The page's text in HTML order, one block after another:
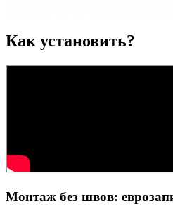
Как установить?
Монтаж без швов: